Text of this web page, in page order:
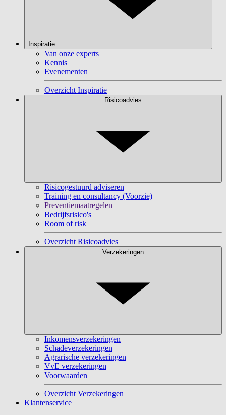
Inspiratie
Van onze experts
Kennis
Evenementen
Overzicht Inspiratie
Risicoadvies
Risicogestuurd adviseren
Training en consultancy (Voorzie)
Preventiemaatregelen
Bedrijfsrisico's
Room of risk
Overzicht Risicoadvies
Verzekeringen
Inkomensverzekeringen
Schadeverzekeringen
Agrarische verzekeringen
VvE verzekeringen
Voorwaarden
Overzicht Verzekeringen
Klantenservice